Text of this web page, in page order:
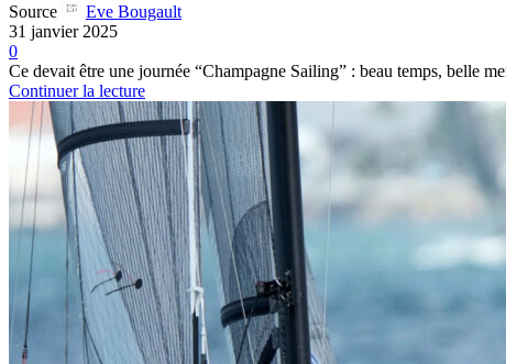
Source
Eve Bougault
31 janvier 2025
0
Ce devait être une journée “Champagne Sailing” : beau temps, belle
Continuer la lecture